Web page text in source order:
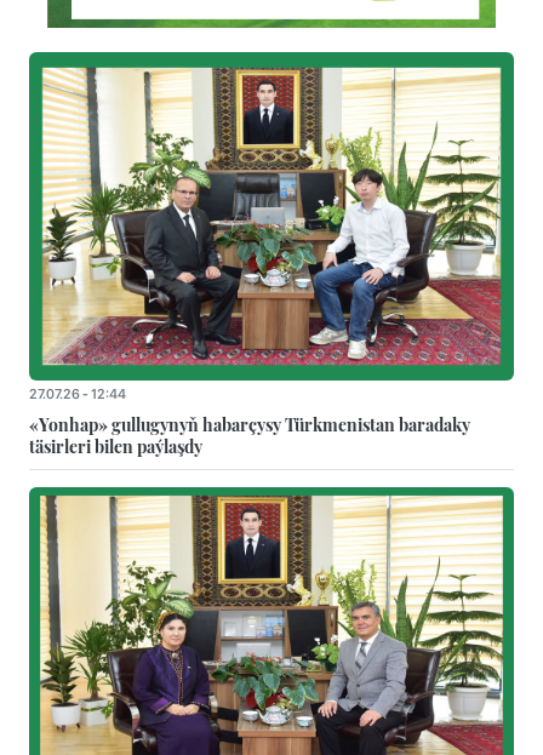
27.07.26 - 12:44
«Yonhap» gullugynyň habarçysy Türkmenistan baradaky
täsirleri bilen paýlaşdy